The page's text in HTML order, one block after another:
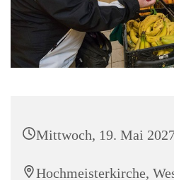
Mittwoch, 19. Mai
Hochmeisterkirche,